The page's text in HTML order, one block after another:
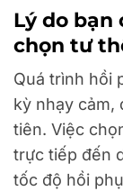
Lý do bạn
chọn tư
Quá trình hồi
kỳ nhạy cảm,
tiên. Việc
trực tiếp đến
tốc độ hồi